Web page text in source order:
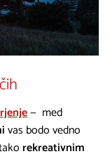
— med
vas bodo vedno
rekreativnim